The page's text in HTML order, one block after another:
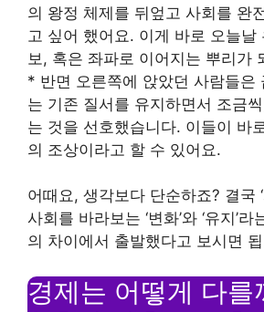
의 왕정 체제를 뒤엎고 사회를 완
고 싶어 했어요. 이게 바로 오늘날
보, 혹은 좌파로 이어지는 뿌리가
* 반면 오른쪽에 앉았던 사람들은
는 기존 질서를 유지하면서 조금
는 것을 선호했습니다. 이들이 바
의 조상이라고 할 수 있어요.
어때요, 생각보다 단순하죠? 결국 ‘
사회를 바라보는 ‘변화’와 ‘유지’
의 차이에서 출발했다고 보시면
경제는 어떻게 다를